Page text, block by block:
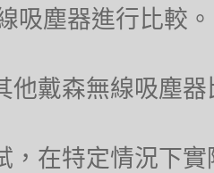
吸塵器進行比較。
他戴森無線吸塵器
，在特定情況下